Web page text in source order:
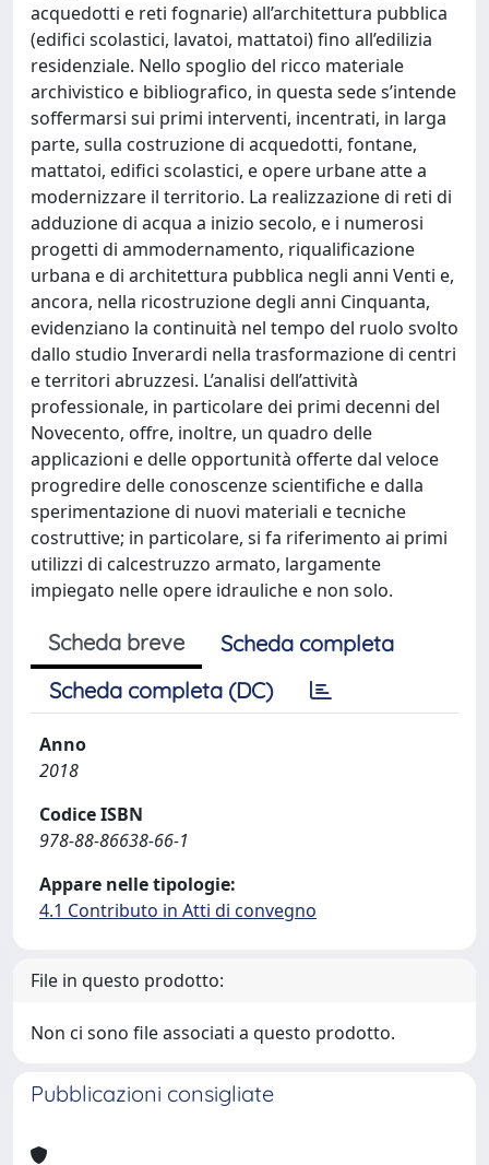
acquedotti e reti fognarie) all’architettura pubblica
(edifici scolastici, lavatoi, mattatoi) fino all’edilizia
residenziale. Nello spoglio del ricco materiale
archivistico e bibliografico, in questa sede s’intende
soffermarsi sui primi interventi, incentrati, in larga
parte, sulla costruzione di acquedotti, fontane,
mattatoi, edifici scolastici, e opere urbane atte a
modernizzare il territorio. La realizzazione di reti di
adduzione di acqua a inizio secolo, e i numerosi
progetti di ammodernamento, riqualificazione
urbana e di architettura pubblica negli anni Venti e,
ancora, nella ricostruzione degli anni Cinquanta,
evidenziano la continuità nel tempo del ruolo svolto
dallo studio Inverardi nella trasformazione di centri
e territori abruzzesi. L’analisi dell’attività
professionale, in particolare dei primi decenni del
Novecento, offre, inoltre, un quadro delle
applicazioni e delle opportunità offerte dal veloce
progredire delle conoscenze scientifiche e dalla
sperimentazione di nuovi materiali e tecniche
costruttive; in particolare, si fa riferimento ai primi
utilizzi di calcestruzzo armato, largamente
impiegato nelle opere idrauliche e non solo.
Scheda breve
Scheda completa
Scheda completa (DC)
Anno
2018
Codice ISBN
978-88-86638-66-1
Appare nelle tipologie:
4.1 Contributo in Atti di convegno
File in questo prodotto:
Non ci sono file associati a questo prodotto.
Pubblicazioni consigliate